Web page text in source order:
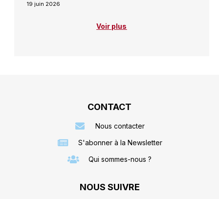
19 juin 2026
Voir plus
CONTACT
Nous contacter
S'abonner à la Newsletter
Qui sommes-nous ?
NOUS SUIVRE